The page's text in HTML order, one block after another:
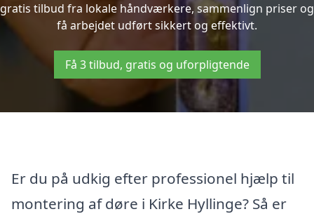
gratis tilbud fra lokale håndværkere, sammenlign priser og
få arbejdet udført sikkert og effektivt.
Få 3 tilbud, gratis og uforpligtende
Er du på udkig efter professionel hjælp til
montering af døre i Kirke Hyllinge? Så er